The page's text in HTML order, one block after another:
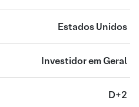
Estados Unidos
Investidor em Geral
D+2